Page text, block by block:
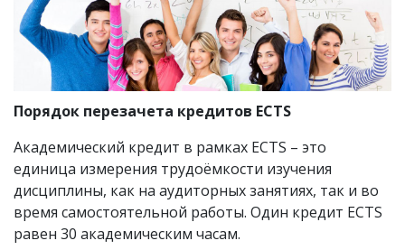
Порядок перезачета кредитов ECTS
Академический кредит в рамках ECTS – это
единица измерения трудоёмкости изучения
дисциплины, как на аудиторных занятиях, так и во
время самостоятельной работы. Один кредит ECTS
равен 30 академическим часам.